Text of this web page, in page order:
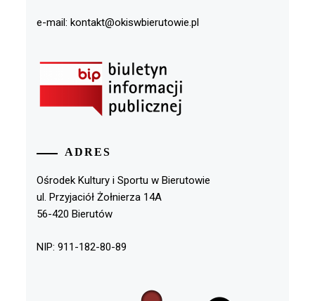
e-mail: kontakt@okiswbierutowie.pl
ADRES
Ośrodek Kultury i Sportu w Bierutowie
ul. Przyjaciół Żołnierza 14A
56-420 Bierutów
NIP: 911-182-80-89